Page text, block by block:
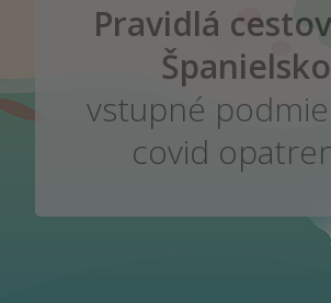
Pravidlá
Španielsko
vstupné
covid